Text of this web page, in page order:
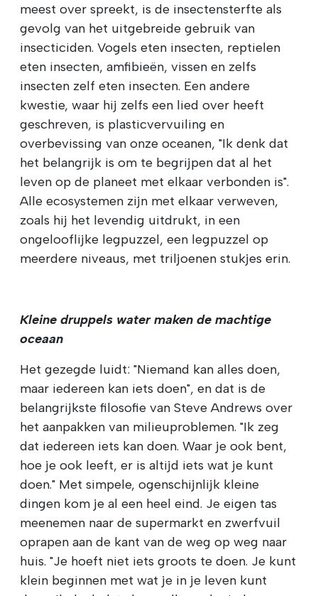
meest over spreekt, is de insectensterfte als
gevolg van het uitgebreide gebruik van
insecticiden. Vogels eten insecten, reptielen
eten insecten, amfibieën, vissen en zelfs
insecten zelf eten insecten. Een andere
kwestie, waar hij zelfs een lied over heeft
geschreven, is plasticvervuiling en
overbevissing van onze oceanen, "Ik denk dat
het belangrijk is om te begrijpen dat al het
leven op de planeet met elkaar verbonden is".
Alle ecosystemen zijn met elkaar verweven,
zoals hij het levendig uitdrukt, in een
ongelooflijke legpuzzel, een legpuzzel op
meerdere niveaus, met triljoenen stukjes erin.
Kleine druppels water maken de machtige
oceaan
Het gezegde luidt: "Niemand kan alles doen,
maar iedereen kan iets doen", en dat is de
belangrijkste filosofie van Steve Andrews over
het aanpakken van milieuproblemen. "Ik zeg
dat iedereen iets kan doen. Waar je ook bent,
hoe je ook leeft, er is altijd iets wat je kunt
doen." Met simpele, ogenschijnlijk kleine
dingen kom je al een heel eind. Je eigen tas
meenemen naar de supermarkt en zwerfvuil
oprapen aan de kant van de weg op weg naar
huis. "Je hoeft niet iets groots te doen. Je kunt
klein beginnen met wat je in je leven kunt